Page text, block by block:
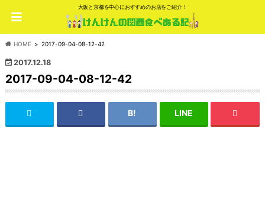
大阪と京都を中心におすすめのお店をご紹介！
HOME 2017-09-04-08-12-42
2017.12.18
2017-09-04-08-12-42